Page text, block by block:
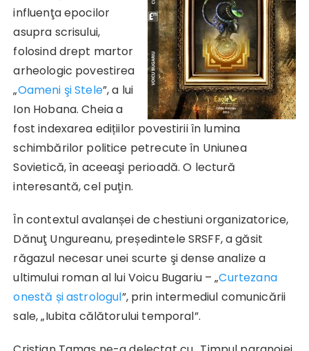
influenţa epocilor
asupra scrisului,
folosind drept martor
arheologic povestirea
„Oameni şi Stele”, a lui
Ion Hobana. Cheia a
fost indexarea edițiilor povestirii în lumina
schimbărilor politice petrecute în Uniunea
Sovietică, în aceeaşi perioadă. O lectură
interesantă, cel puţin.
În contextul avalanșei de chestiuni organizatorice,
Dănuţ Ungureanu, președintele SRSFF, a găsit
răgazul necesar unei scurte şi dense analize a
ultimului roman al lui Voicu Bugariu – „Curtezana
onestă și astrologul”, prin intermediul comunicării
sale, „Iubita călătorului temporal”.